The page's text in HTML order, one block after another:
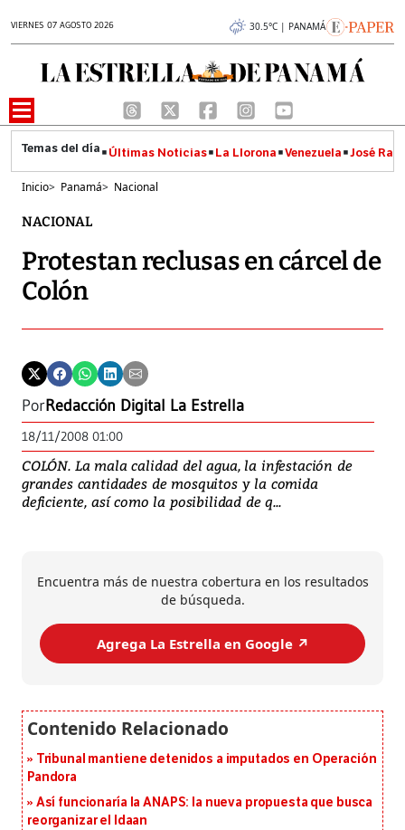
VIERNES 07 AGOSTO 2026 30.5°C | PANAMÁ
Últimas Noticias La Llorona Venezuela José
Inicio> Panamá> Nacional
NACIONAL
Protestan reclusas en cárcel de
Colón
PorRedacción Digital La Estrella
18/11/2008 01:00
COLÓN. La mala calidad del agua, la infestación de
grandes cantidades de mosquitos y la comida
deficiente, así como la posibilidad de q...
Encuentra más de nuestra cobertura en los resultados
de búsqueda.
Agrega La Estrella en Google ↗️
Tribunal mantiene detenidos a imputados en Operación
Pandora
Así funcionaría la ANAPS: la nueva propuesta que busca
reorganizar el Idaan